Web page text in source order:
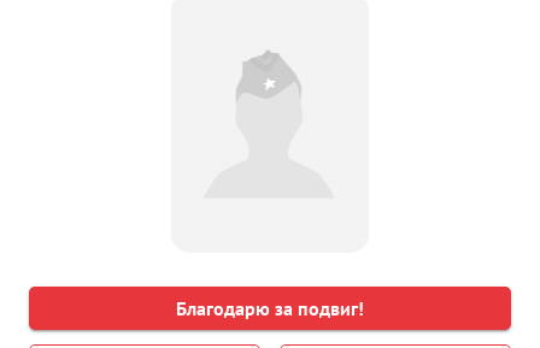
Благодарю за подвиг!